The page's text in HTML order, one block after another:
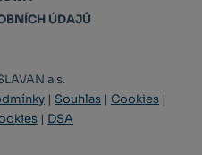
ÚDAJŮ
a.s.
| Souhlas | Cookies |
| DSA